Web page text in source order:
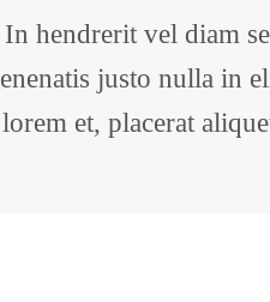
hendrerit vel diam
justo nulla in
et, placerat